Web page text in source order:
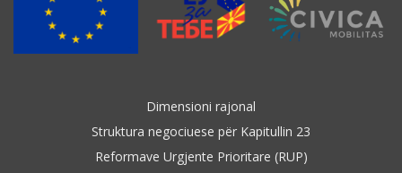
Dimensioni rajonal
Struktura negociuese për Kapitullin 23
Reformave Urgjente Prioritare (RUP)